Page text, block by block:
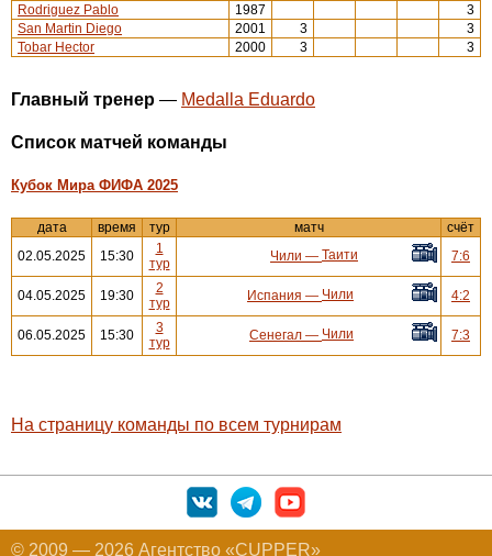
Rodriguez Pablo
1987
3
San Martin Diego
2001 3
3
Tobar Hector
2000 3 3
Главный тренер — Medalla Eduardo
Cписок матчей команды
Кубок Мира ФИФА 2025
дата время тур матч
счёт
02.05.2025
15:30
1
тур
Чили — Таити 7:6
04.05.2025 19:30
2
тур
Испания — Чили 4:2
06.05.2025 15:30
3
тур
Сенегал — Чили 7:3
На страницу команды по всем турнирам
© 2009 — 2026 Агентство «CUPPER»